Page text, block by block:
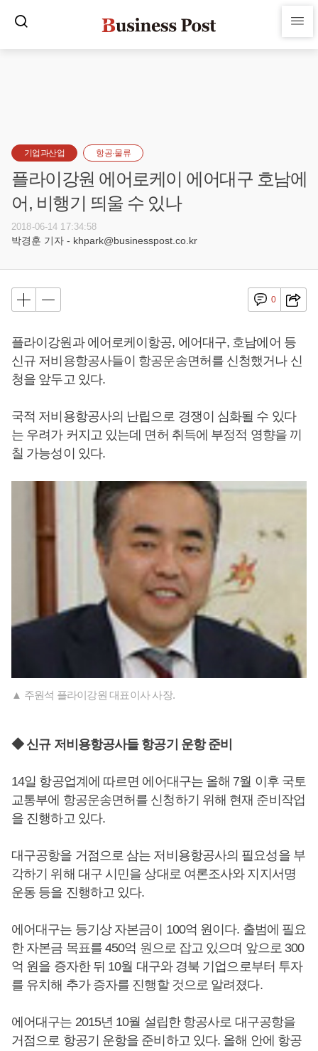
기업과산업 항공·물류
플라이강원 에어로케이 에어대구 호남에
어, 비행기 띄울 수 있나
2018-06-14 17:34:58
박경훈 기자 - khpark@businesspost.co.kr
0
플라이강원과 에어로케이항공, 에어대구, 호남에어 등
신규 저비용항공사들이 항공운송면허를 신청했거나 신
청을 앞두고 있다.
국적 저비용항공사의 난립으로 경쟁이 심화될 수 있다
는 우려가 커지고 있는데 면허 취득에 부정적 영향을 끼
칠 가능성이 있다.
▲ 주원석 플라이강원 대표이사 사장.
◆ 신규 저비용항공사들 항공기 운항 준비
14일 항공업계에 따르면 에어대구는 올해 7월 이후 국토
교통부에 항공운송면허를 신청하기 위해 현재 준비작업
을 진행하고 있다.
대구공항을 거점으로 삼는 저비용항공사의 필요성을 부
각하기 위해 대구 시민을 상대로 여론조사와 지지서명
운동 등을 진행하고 있다.
에어대구는 등기상 자본금이 100억 원이다. 출범에 필요
한 자본금 목표를 450억 원으로 잡고 있으며 앞으로 300
억 원을 증자한 뒤 10월 대구와 경북 기업으로부터 투자
를 유치해 추가 증자를 진행할 것으로 알려졌다.
에어대구는 2015년 10월 설립한 항공사로 대구공항을
거점으로 항공기 운항을 준비하고 있다. 올해 안에 항공